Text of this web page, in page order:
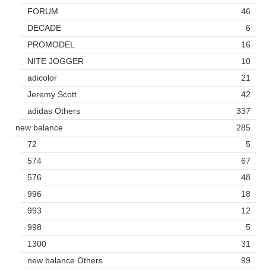
FORUM
46
DECADE
6
PROMODEL
16
NITE JOGGER
10
adicolor
21
Jeremy Scott
42
adidas Others
337
new balance
285
72
5
574
67
576
48
996
18
993
12
998
5
1300
31
new balance Others
99